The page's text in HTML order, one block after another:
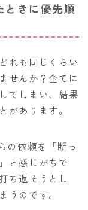
ときに優先順
れも同じくらい
せんか？全てに
てしまい、結果
があります。
の依頼を「断っ
と感じがちで
ち返そうとし
うのです。